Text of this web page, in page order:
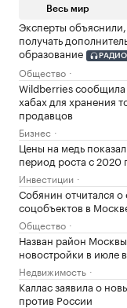
Весь мир
Эксперты
получать
образование
РАДИО
Общество
Wildberries сообщила
хабах для хранения
продавцов
Бизнес
Цены на медь
период роста с 2020
Инвестиции
Собянин отчитался о
соцобъектов в
Общество
Назван район
новостройки в июле в
Недвижимость
Каллас заявила о
против России